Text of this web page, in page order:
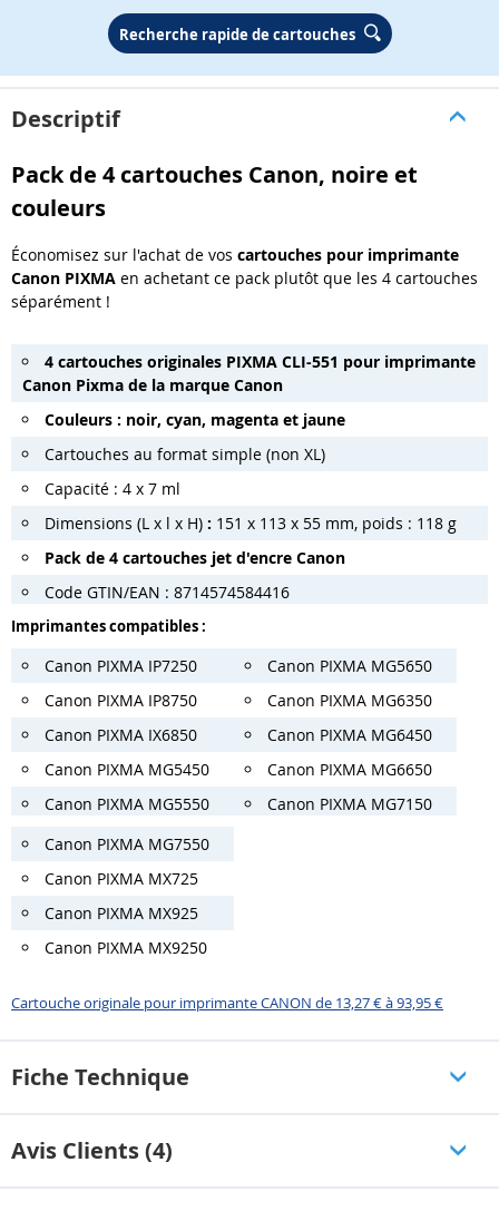
Recherche rapide de cartouches
Descriptif
Pack de 4 cartouches Canon, noire et
couleurs
Économisez sur l'achat de vos cartouches pour imprimante
Canon PIXMA en achetant ce pack plutôt que les 4 cartouches
séparément !
4 cartouches originales PIXMA CLI-551 pour imprimante
Canon Pixma de la marque Canon
Couleurs : noir, cyan, magenta et jaune
Cartouches au format simple (non XL)
Capacité : 4 x 7 ml
Dimensions (L x l x H) : 151 x 113 x 55 mm, poids : 118 g
Pack de 4 cartouches jet d'encre Canon
Code GTIN/EAN : 8714574584416
Imprimantes compatibles :
Canon PIXMA IP7250
Canon PIXMA IP8750
Canon PIXMA IX6850
Canon PIXMA MG5450
Canon PIXMA MG5550
Canon PIXMA MG5650
Canon PIXMA MG6350
Canon PIXMA MG6450
Canon PIXMA MG6650
Canon PIXMA MG7150
Canon PIXMA MG7550
Canon PIXMA MX725
Canon PIXMA MX925
Canon PIXMA MX9250
Cartouche originale pour imprimante CANON de 13,27 € à 93,95 €
Fiche Technique
Avis Clients (4)